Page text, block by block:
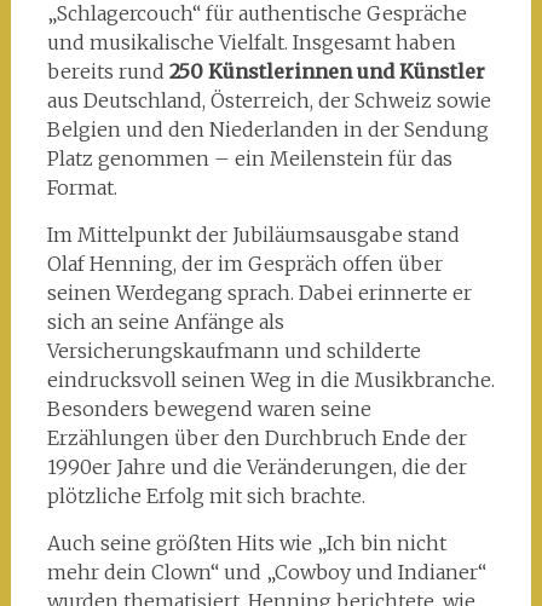
„Schlagercouch“ für authentische Gespräche
und musikalische Vielfalt. Insgesamt haben
bereits rund 250 Künstlerinnen und Künstler
aus Deutschland, Österreich, der Schweiz sowie
Belgien und den Niederlanden in der Sendung
Platz genommen – ein Meilenstein für das
Format.
Im Mittelpunkt der Jubiläumsausgabe stand
Olaf Henning, der im Gespräch offen über
seinen Werdegang sprach. Dabei erinnerte er
sich an seine Anfänge als
Versicherungskaufmann und schilderte
eindrucksvoll seinen Weg in die Musikbranche.
Besonders bewegend waren seine
Erzählungen über den Durchbruch Ende der
1990er Jahre und die Veränderungen, die der
plötzliche Erfolg mit sich brachte.
Auch seine größten Hits wie „Ich bin nicht
mehr dein Clown“ und „Cowboy und Indianer“